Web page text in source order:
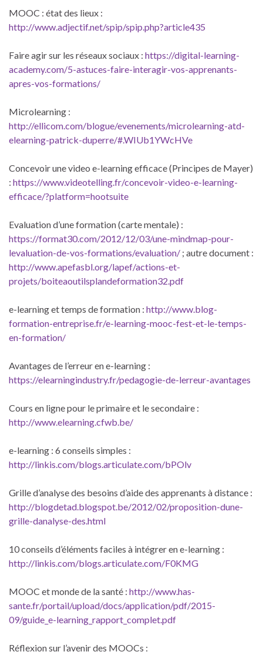
MOOC : état des lieux :
http://www.adjectif.net/spip/spip.php?article435
Faire agir sur les réseaux sociaux : https://digital-learning-
academy.com/5-astuces-faire-interagir-vos-apprenants-
apres-vos-formations/
Microlearning :
http://ellicom.com/blogue/evenements/microlearning-atd-
elearning-patrick-duperre/#.WIUb1YWcHVe
Concevoir une video e-learning efficace (Principes de Mayer)
: https://www.videotelling.fr/concevoir-video-e-learning-
efficace/?platform=hootsuite
Evaluation d’une formation (carte mentale) :
https://format30.com/2012/12/03/une-mindmap-pour-
levaluation-de-vos-formations/evaluation/ ; autre document :
http://www.apefasbl.org/lapef/actions-et-
projets/boiteaoutilsplandeformation32.pdf
e-learning et temps de formation : http://www.blog-
formation-entreprise.fr/e-learning-mooc-fest-et-le-temps-
en-formation/
Avantages de l’erreur en e-learning :
https://elearningindustry.fr/pedagogie-de-lerreur-avantages
Cours en ligne pour le primaire et le secondaire :
http://www.elearning.cfwb.be/
e-learning : 6 conseils simples :
http://linkis.com/blogs.articulate.com/bPOlv
Grille d’analyse des besoins d’aide des apprenants à distance :
http://blogdetad.blogspot.be/2012/02/proposition-dune-
grille-danalyse-des.html
10 conseils d’éléments faciles à intégrer en e-learning :
http://linkis.com/blogs.articulate.com/F0KMG
MOOC et monde de la santé : http://www.has-
sante.fr/portail/upload/docs/application/pdf/2015-
09/guide_e-learning_rapport_complet.pdf
Réflexion sur l’avenir des MOOCs :